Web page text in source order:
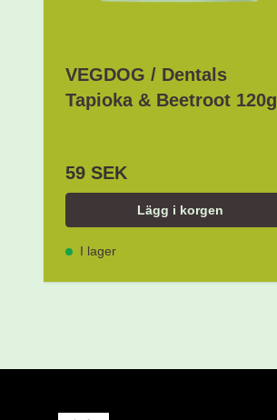
VEGDOG / Dentals
Tapioka & Beetroot 120g
59 SEK
Lägg i korgen
I lager